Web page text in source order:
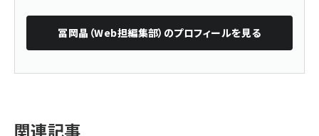
冨岡晶（Web担編集部） のプロフィールを見る
関連記事